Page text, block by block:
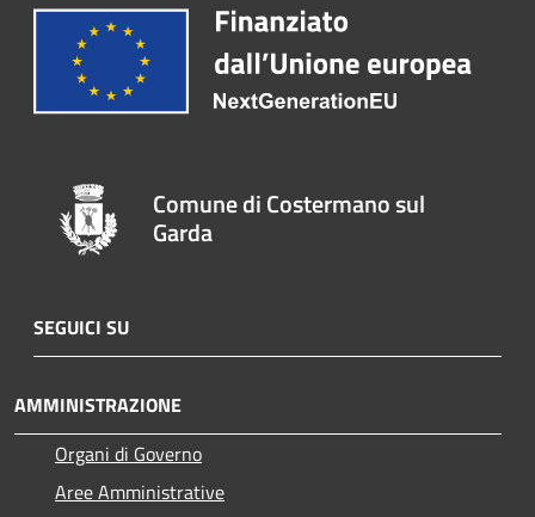
Comune di Costermano sul
Garda
SEGUICI SU
AMMINISTRAZIONE
Organi di Governo
Aree Amministrative